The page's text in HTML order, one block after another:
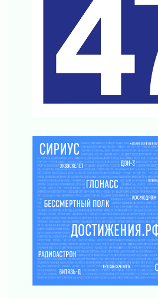
Ленобласть повышает
труда в ЖКХ
03 августа 2026
Поддержка волонтерских
Ладожский мост полностью
Новая площадка: 2027
03 августа 2026
Часть медиков в
рассчитывать на доплату
03 августа 2026
За сутки в Ленинградской
ликвидировали 10 пожаров
03 августа 2026
Клюква наливается, но в
просится
03 августа 2026